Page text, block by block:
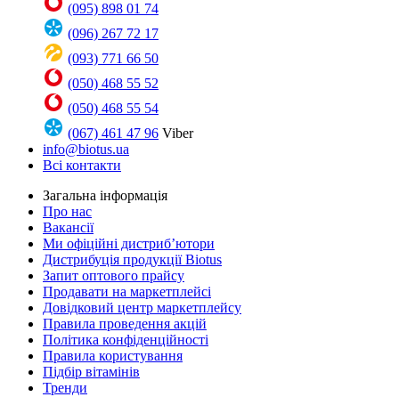
(095) 898 01 74
(096) 267 72 17
(093) 771 66 50
(050) 468 55 52
(050) 468 55 54
(067) 461 47 96 Viber
info@biotus.ua
Всі контакти
Загальна інформація
Про нас
Вакансії
Ми офіційні дистриб’ютори
Дистрибуція продукції Biotus
Запит оптового прайсу
Продавати на маркетплейсі
Довідковий центр маркетплейсу
Правила проведення акцій
Політика конфіденційності
Правила користування
Підбір вітамінів
Тренди